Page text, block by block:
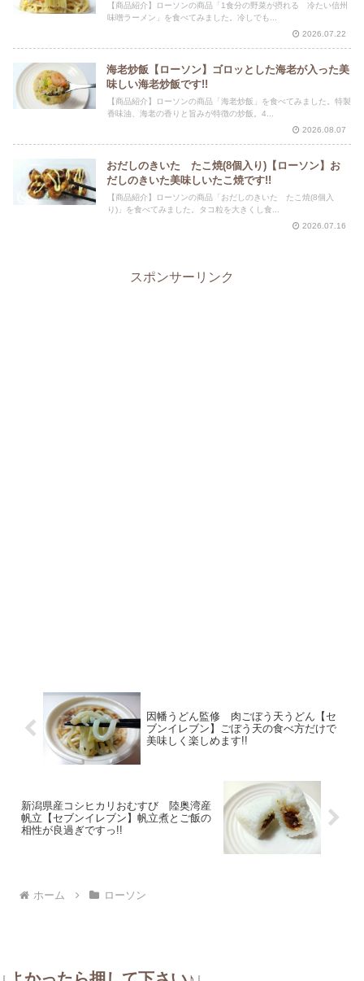
【商品紹介】ローソンの商品「1食分の野菜が摂れる 冷たい信州
味噌ラーメン」を食べてみました。冷しでも...
2026.07.22
海老炒飯【ローソン】ゴロッとした海老が入った美
味しい海老炒飯です!!
【商品紹介】ローソンの商品「海老炒飯」を食べてみました。特製
香味油、海老の香りと旨みが特徴の炒飯。4...
2026.08.07
おだしのきいた たこ焼(8個入り)【ローソン】お
だしのきいた美味しいたこ焼です!!
【商品紹介】ローソンの商品「おだしのきいた たこ焼(8個入
り)」を食べてみました。タコ粒を大きくし食...
2026.07.16
スポンサーリンク
因幡うどん監修 肉ごぼう天うどん【セ
ブンイレブン】ごぼう天の食べ方だけで
美味しく楽しめます!!
新潟県産コシヒカリおむすび 陸奥湾産
帆立【セブンイレブン】帆立煮とご飯の
相性が良過ぎですっ!!
ホーム ローソン